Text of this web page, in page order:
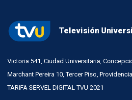
Televisión
Victoria 541, Ciudad Universitaria,
Marchant Pereira 10, Tercer Piso,
TARIFA SERVEL DIGITAL TVU 2021